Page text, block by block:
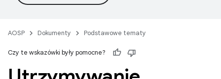
AOSP Dokumenty Podstawowe tematy
Czy te wskazówki były pomocne?